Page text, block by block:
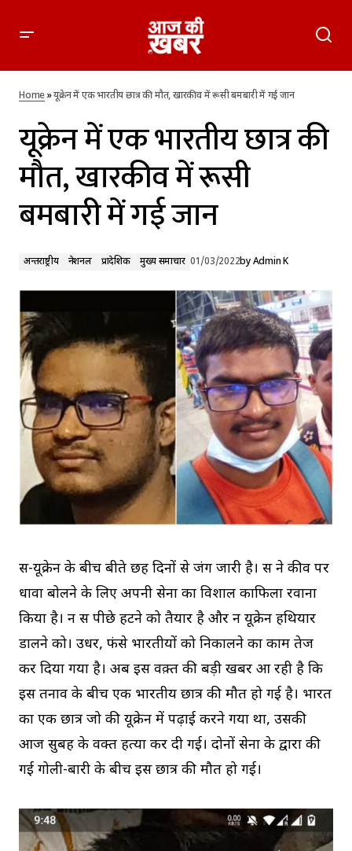
यूक्रेन में एक भारतीय छात्र की मौत, खारकीव में रूसी बमबारी में गई जान
Home»यूक्रेन में एक भारतीय छात्र की मौत, खारकीव में रूसी बमबारी में गई जान
यूक्रेन में एक भारतीय छात्र की
मौत, खारकीव में रूसी
बमबारी में गई जान
अन्तर्राष्ट्रीय नेशनल प्रादेशिक मुख्य समाचार 01/03/2022byAdmin K
रूस-यूक्रेन के बीच बीते छह दिनों से जंग जारी है। रूस ने कीव पर
धावा बोलने के लिए अपनी सेना का विशाल काफिला रवाना
किया है। न रूस पीछे हटने को तैयार है और न यूक्रेन हथियार
डालने को। उधर, फंसे भारतीयों को निकालने का काम तेज
कर दिया गया है। अब इस वक़्त की बड़ी खबर आ रही है कि
इस तनाव के बीच एक भारतीय छात्र की मौत हो गई है। भारत
का एक छात्र जो की यूक्रेन में पढ़ाई करने गया था, उसकी
आज सुबह के वक्त हत्या कर दी गई। दोनों सेना के द्वारा की
गई गोली-बारी के बीच इस छात्र की मौत हो गई।